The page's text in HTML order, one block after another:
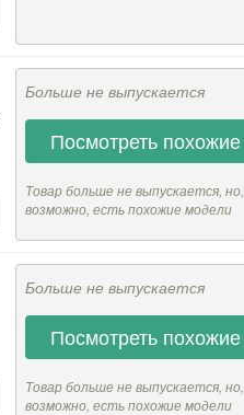
Больше не выпускается
Посмотреть похожие
Товар больше не выпускается, но,
возможно, есть похожие модели
Больше не выпускается
Посмотреть похожие
Товар больше не выпускается, но,
возможно, есть похожие модели